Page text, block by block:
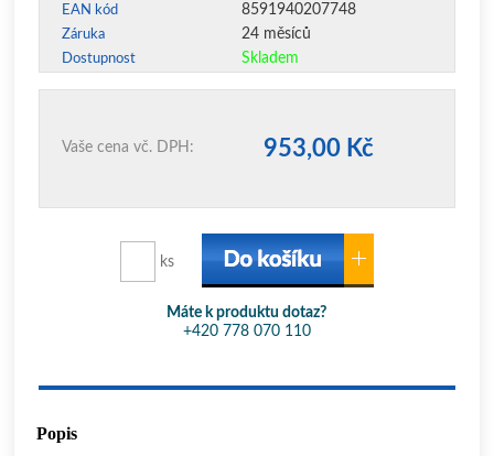
EAN kód 8591940207748
Záruka 24 měsíců
Dostupnost Skladem
Vaše cena vč. DPH: 953,00 Kč
ks
Máte k produktu dotaz?
+420 778 070 110
Popis